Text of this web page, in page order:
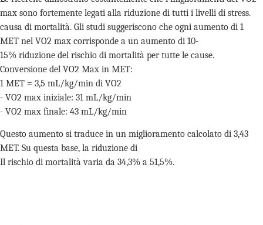
max sono fortemente legati alla riduzione di tutti i livelli di stress.
causa di mortalità. Gli studi suggeriscono che ogni aumento di 1
MET nel VO2 max corrisponde a un aumento di 10-
15% riduzione del rischio di mortalità per tutte le cause.
Conversione del VO2 Max in MET:
1 MET = 3,5 mL/kg/min di VO2
- VO2 max iniziale: 31 mL/kg/min
- VO2 max finale: 43 mL/kg/min
Questo aumento si traduce in un miglioramento calcolato di 3,43
MET. Su questa base, la riduzione di
Il rischio di mortalità varia da 34,3% a 51,5%.